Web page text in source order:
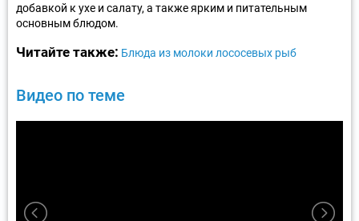
добавкой к ухе и салату, а также ярким и питательным
основным блюдом.
Читайте также: Блюда из молоки лососевых рыб
Видео по теме